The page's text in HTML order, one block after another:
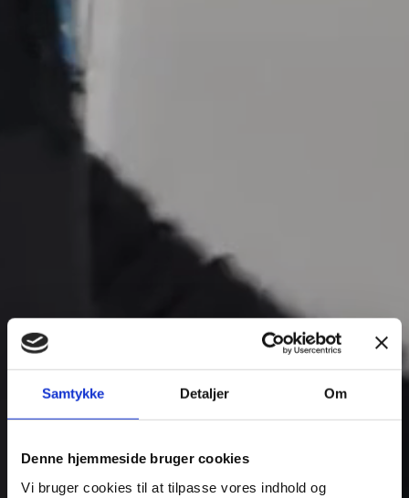
Samtykke Detaljer Om
Denne hjemmeside bruger cookies
Vi bruger cookies til at tilpasse vores indhold og